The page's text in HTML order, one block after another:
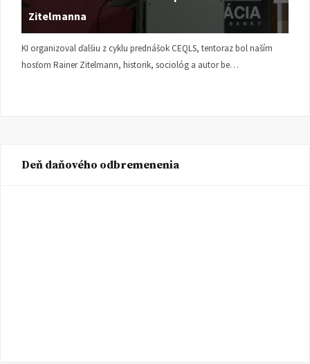
Zitelmanna
KI organizoval ďalšiu z cyklu prednášok CEQLS, tentoraz bol naším
hosťom Rainer Zitelmann, historik, sociológ a autor be…
Deň daňového odbremenenia